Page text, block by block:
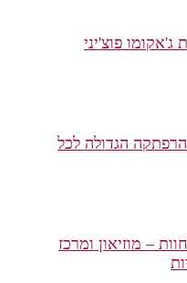
פוצ'יני
הגדולה לכל
– מוזיאון ומרכז